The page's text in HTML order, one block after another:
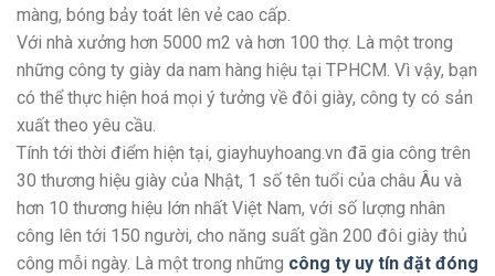
màng, bóng bảy toát lên vẻ cao cấp.
Với nhà xưởng hơn 5000 m2 và hơn 100 thợ. Là một trong
những công ty giày da nam hàng hiệu tại TPHCM. Vì vậy, bạn
có thể thực hiện hoá mọi ý tưởng về đôi giày, công ty có sản
xuất theo yêu cầu.
Tính tới thời điểm hiện tại, giayhuyhoang.vn đã gia công trên
30 thương hiệu giày của Nhật, 1 số tên tuổi của châu Âu và
hơn 10 thương hiệu lớn nhất Việt Nam, với số lượng nhân
công lên tới 150 người, cho năng suất gần 200 đôi giày thủ
công mỗi ngày. Là một trong những công ty uy tín đặt đóng